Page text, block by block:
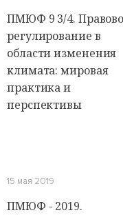
ПМЮФ 9 3/4.
регулирование в
области изменения
климата: мировая
практика и
перспективы
15 мая 2019
ПМЮФ - 2019.